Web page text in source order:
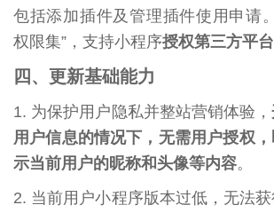
包括添加插件及管理插件使用申请
权限集”，支持小程序授权第三方平
四、更新基础能力
1. 为保护用户隐私并整站营销体验，
用户信息的情况下，无需用户授权
示当前用户的昵称和头像等内容。
2. 当前用户小程序版本过低，无法